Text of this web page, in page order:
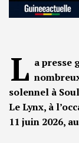
L a presse
solennel à
Le Lynx, à
11 juin 2026,